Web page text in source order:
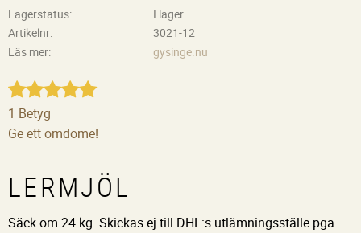
Lagerstatus
I lager
Artikelnr
3021-12
Läs mer
gysinge.nu
1 Betyg
Ge ett omdöme!
LERMJÖL
Säck om 24 kg. Skickas ej till DHL:s utlämningsställe pga